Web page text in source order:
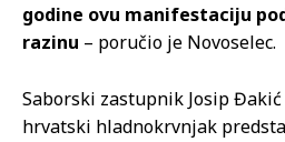
godine ovu manifestaciju
razinu – poručio je Novoselec.
Saborski zastupnik Josip
hrvatski hladnokrvnjak